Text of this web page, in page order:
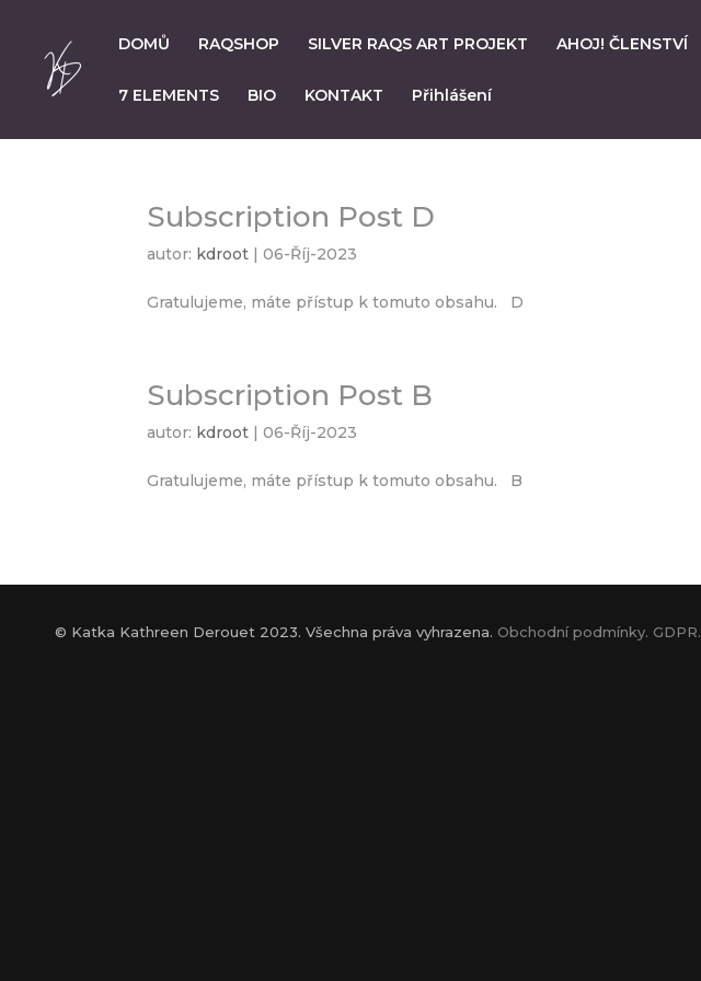
DOMŮ RAQSHOP SILVER RAQS ART PROJEKT AHOJ! ČLENSTVÍ
7 ELEMENTS BIO KONTAKT Přihlášení
Subscription Post D
autor: kdroot |06-Říj-2023
Gratulujeme, máte přístup k tomuto obsahu. D
Subscription Post B
autor: kdroot |06-Říj-2023
Gratulujeme, máte přístup k tomuto obsahu. B
© Katka Kathreen Derouet 2023. Všechna práva vyhrazena. Obchodní podmínky. GDPR.